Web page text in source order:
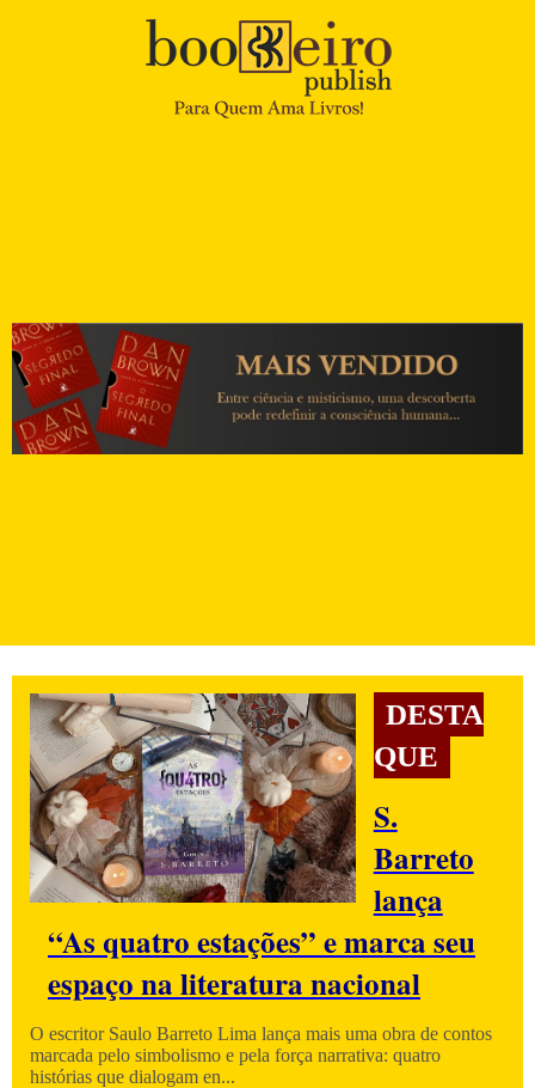
DESTA
QUE
S.
Barreto
lança
“As quatro estações” e marca seu
espaço na literatura nacional
O escritor Saulo Barreto Lima lança mais uma obra de contos
marcada pelo simbolismo e pela força narrativa: quatro
histórias que dialogam en...